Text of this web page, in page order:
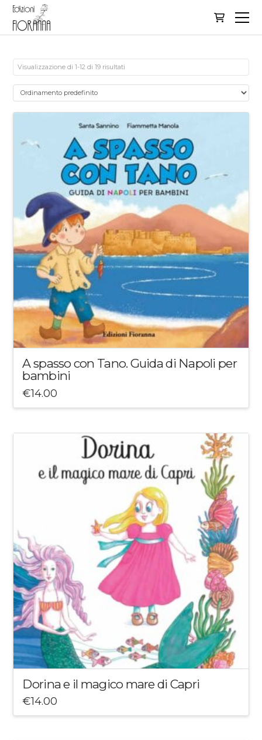
Visualizzazione di 1-12 di 19 risultati
A spasso con Tano. Guida di Napoli per
bambini
€14.00
Dorina e il magico mare di Capri
€14.00